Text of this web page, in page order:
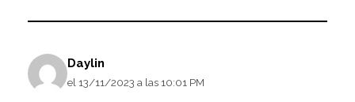
Daylin
el 13/11/2023 a las 10:01 PM